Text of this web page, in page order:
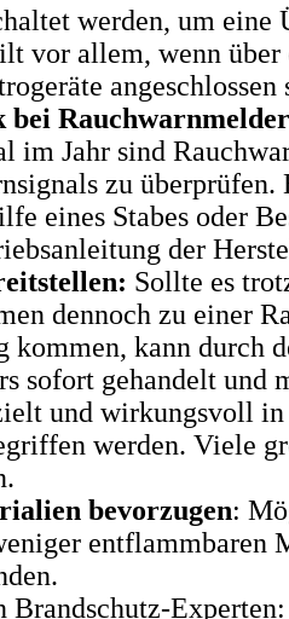
werden, um eine
vor allem, wenn
angeschlossen
bei
im Jahr sind
zu
eines Stabes oder
der
Sollte es
dennoch zu einer
kommen, kann durch
sofort gehandelt und
und wirkungsvoll in
werden. Viele
bevorzugen:
entflammbaren
Brandschutz-